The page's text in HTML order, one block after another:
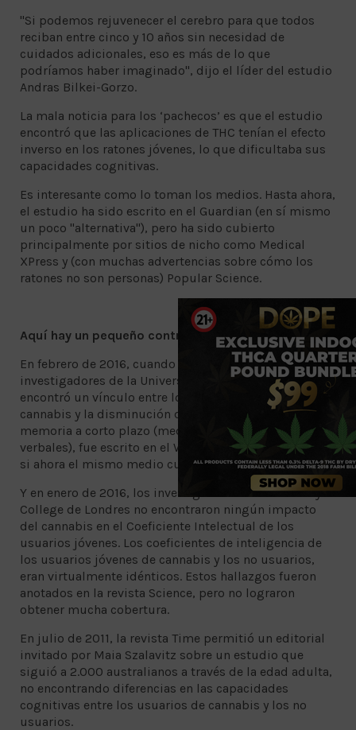
"Si podemos rejuvenecer el cerebro para que todos
reciban entre cinco y 10 años sin necesidad de
cuidados adicionales, eso es más de lo que
podríamos haber imaginado", dijo el líder del estudio
Andras Bilkei-Gorzo.
La mala noticia para los ‘pachecos’ es que el estudio
encontró que las aplicaciones de THC tenían el efecto
inverso en los ratones jóvenes, lo que dificultaba sus
capacidades cognitivas.
Es interesante como lo toman los medios. Hasta ahora,
el estudio ha sido escrito en el Guardian (en sí mismo
un poco "alternativa"), pero ha sido cubierto
principalmente por sitios de nicho como Medical
XPress y (con muchas advertencias sobre cómo los
ratones no son personas) Popular Science.
Aquí hay un pequeño contraste.
En febrero de 2016, cuando un estudio de
investigadores de la Universidad de Lausana de Suiza
encontró un vínculo entre los años de uso diario de
cannabis y la disminución de la mediana edad en la
memoria a corto plazo (medida en las habilidades
verbales), fue escrito en el Washington Post. Veremos
si ahora el mismo medio cubre los nuevos hallazgos.
Y en enero de 2016, los investigadores del University
College de Londres no encontraron ningún impacto
del cannabis en el Coeficiente Intelectual de los
usuarios jóvenes. Los coeficientes de inteligencia de
los usuarios jóvenes de cannabis y los no usuarios,
eran virtualmente idénticos. Estos hallazgos fueron
anotados en la revista Science, pero no lograron
obtener mucha cobertura.
En julio de 2011, la revista Time permitió un editorial
invitado por Maia Szalavitz sobre un estudio que
siguió a 2.000 australianos a través de la edad adulta,
no encontrando diferencias en las capacidades
cognitivas entre los usuarios de cannabis y los no
usuarios.